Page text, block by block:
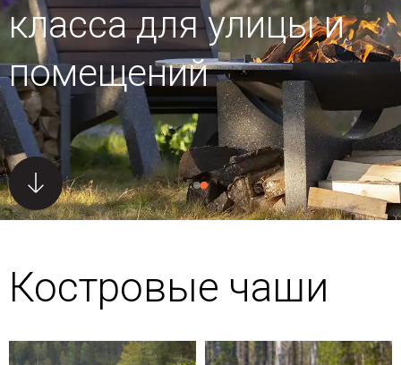
класса для улицыи
помещений
Костровые чаши